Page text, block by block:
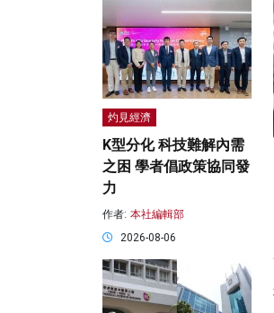
灼見經濟
K型分化 科技難解內需
之困 學者倡政策協同發
力
作者: 本社編輯部
2026-08-06